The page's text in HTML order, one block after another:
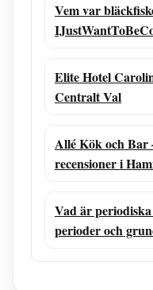
Vem var
Elite Hotel
Centralt Val
Allé Kök och Bar
recensioner i
Vad är
perioder och